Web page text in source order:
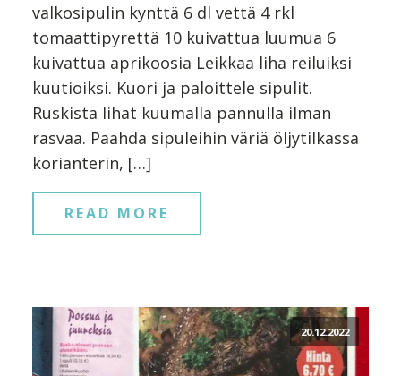
valkosipulin kynttä 6 dl vettä 4 rkl
tomaattipyrettä 10 kuivattua luumua 6
kuivattua aprikoosia Leikkaa liha reiluiksi
kuutioiksi. Kuori ja paloittele sipulit.
Ruskista lihat kuumalla pannulla ilman
rasvaa. Paahda sipuleihin väriä öljytilkassa
korianterin, […]
READ MORE
20.12.2022